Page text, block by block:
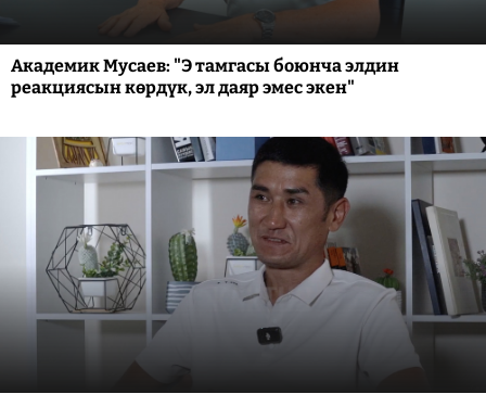
Академик Мусаев: "Э тамгасы боюнча элдин
реакциясын көрдүк, эл даяр эмес экен"